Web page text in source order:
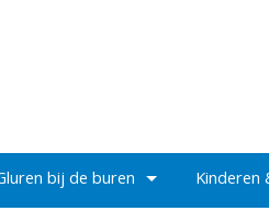
bij de buren Kinderen